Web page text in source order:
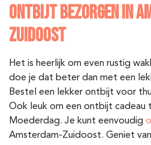
ONTBIJT BEZORGEN IN
ZUIDOOST
Het is heerlijk om even rustig
doe je dat beter dan met een
Bestel een lekker ontbijt voor
Ook leuk om een ontbijt
Moederdag. Je kunt eenvoudig
Amsterdam-Zuidoost. Geniet